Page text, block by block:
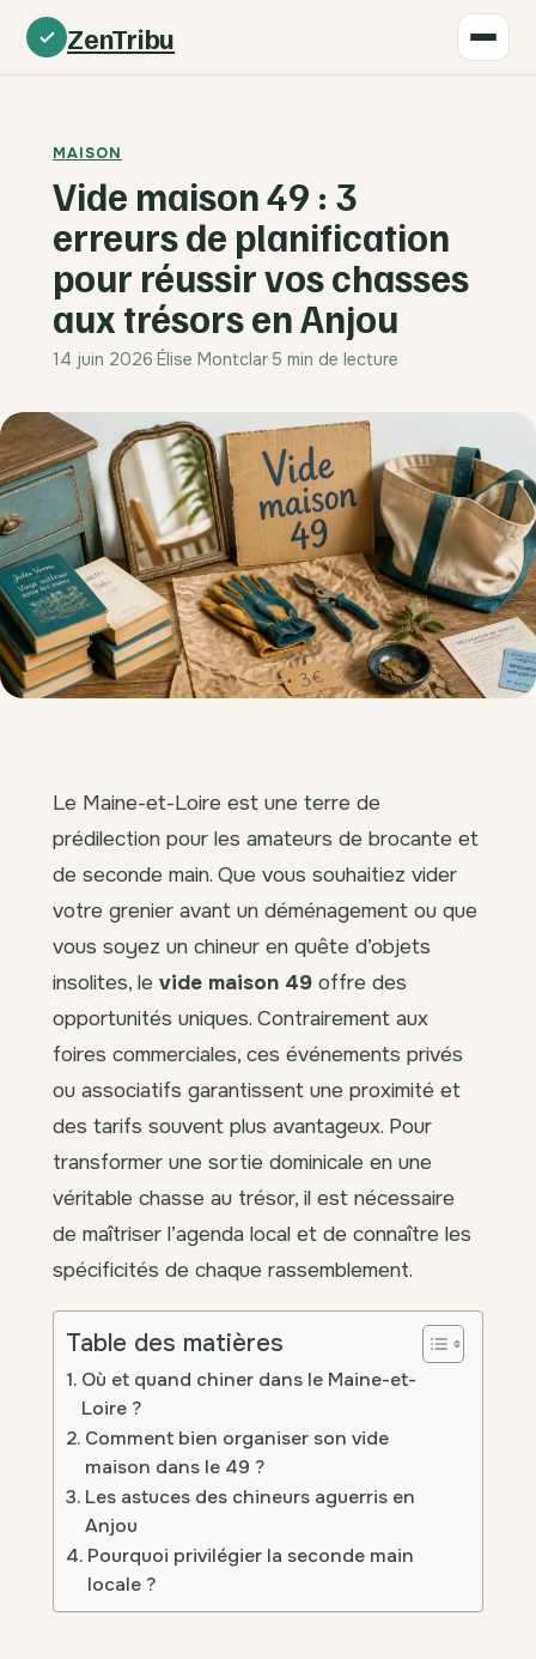
ZenTribu
MAISON
Vide maison 49 : 3
erreurs de planification
pour réussir vos chasses
aux trésors en Anjou
14 juin 2026·Élise Montclar·5 min de lecture
Le Maine-et-Loire est une terre de
prédilection pour les amateurs de brocante et
de seconde main. Que vous souhaitiez vider
votre grenier avant un déménagement ou que
vous soyez un chineur en quête d’objets
insolites, le vide maison 49 offre des
opportunités uniques. Contrairement aux
foires commerciales, ces événements privés
ou associatifs garantissent une proximité et
des tarifs souvent plus avantageux. Pour
transformer une sortie dominicale en une
véritable chasse au trésor, il est nécessaire
de maîtriser l’agenda local et de connaître les
spécificités de chaque rassemblement.
Table des matières
Où et quand chiner dans le Maine-et-
Loire ?
Comment bien organiser son vide
maison dans le 49 ?
Les astuces des chineurs aguerris en
Anjou
Pourquoi privilégier la seconde main
locale ?